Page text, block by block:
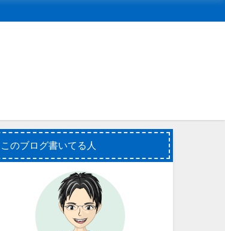
このブログ書いてる人